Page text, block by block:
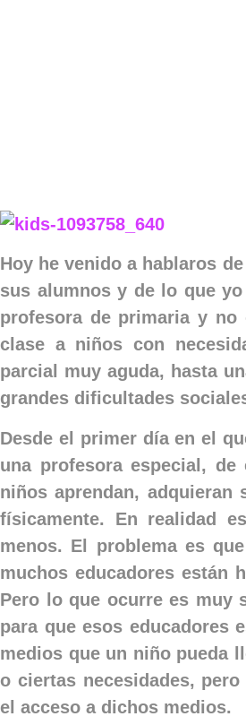
Hoy he venido a hablaros
sus alumnos y de lo que
profesora de primaria y
clase a niños con
parcial muy aguda, hasta
grandes dificultades
Desde el primer día en el
una profesora especial,
niños aprendan,
físicamente. En realidad
menos. El problema es
muchos educadores están
Pero lo que ocurre es muy
para que esos educadores
medios que un niño pueda
o ciertas necesidades,
el acceso a dichos medios.